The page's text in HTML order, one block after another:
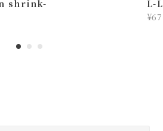
んたちの声を聞いている
してしっくりきてくれて
shrink-
L-